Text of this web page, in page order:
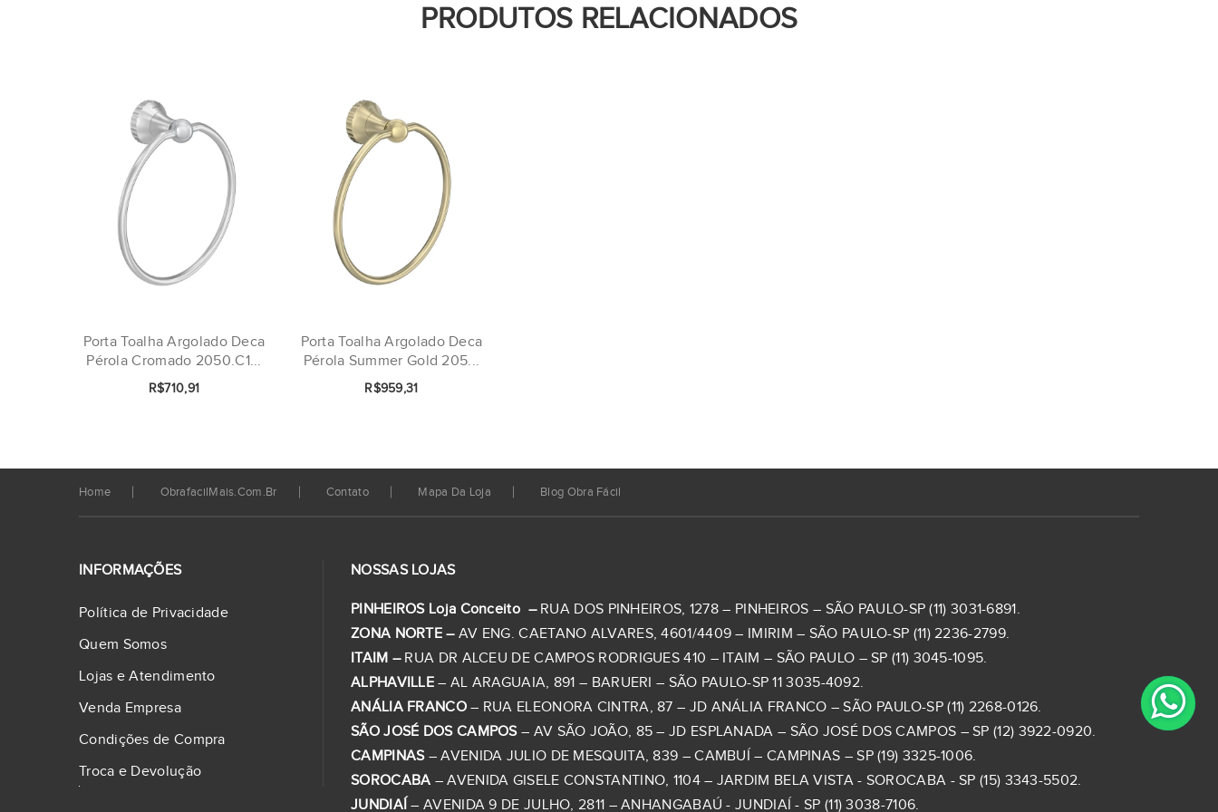
PRODUTOS RELACIONADOS
Porta Toalha Argolado Deca
Pérola Cromado 2050.C1...
R$710,91
Porta Toalha Argolado Deca
Pérola Summer Gold 205...
R$959,31
Home ObrafacilMais.com.br Contato Mapa Da Loja Blog Obra Fácil
INFORMAÇÕES
Política de Privacidade
Quem Somos
Lojas e Atendimento
Venda Empresa
Condições de Compra
Troca e Devolução
NOSSAS LOJAS
PINHEIROS Loja Conceito – RUA DOS PINHEIROS, 1278 – PINHEIROS – SÃO PAULO-SP (11) 3031-6891.
ZONA NORTE – AV ENG. CAETANO ALVARES, 4601/4409 – IMIRIM – SÃO PAULO-SP (11) 2236-2799.
ITAIM – RUA DR ALCEU DE CAMPOS RODRIGUES 410 – ITAIM – SÃO PAULO – SP (11) 3045-1095.
ALPHAVILLE – AL ARAGUAIA, 891 – BARUERI – SÃO PAULO-SP 11 3035-4092.
ANÁLIA FRANCO– RUA ELEONORA CINTRA, 87 – JD ANÁLIA FRANCO – SÃO PAULO-SP (11) 2268-0126.
SÃO JOSÉ DOS CAMPOS– AV SÃO JOÃO, 85 – JD ESPLANADA – SÃO JOSÉ DOS CAMPOS – SP (12) 3922-0920.
CAMPINAS– AVENIDA JULIO DE MESQUITA, 839 – CAMBUÍ – CAMPINAS – SP (19) 3325-1006.
SOROCABA – AVENIDA GISELE CONSTANTINO, 1104 – JARDIM BELA VISTA - SOROCABA - SP (15) 3343-5502.
JUNDIAÍ – AVENIDA 9 DE JULHO, 2811 – ANHANGABAÚ - JUNDIAÍ - SP (11) 3038-7106.